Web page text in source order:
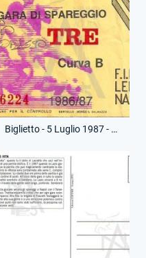
Biglietto - 5 Luglio 1987 - Campionato Serie B - Spareggio Retrocessione Serie C - Lazio-Campobasso